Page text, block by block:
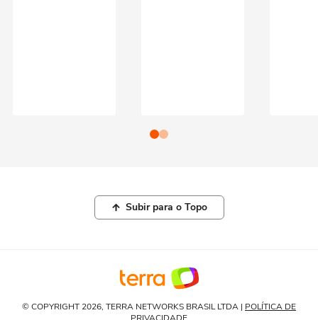
Subir para o Topo
© COPYRIGHT 2026, TERRA NETWORKS BRASIL LTDA | POLÍTICA DE